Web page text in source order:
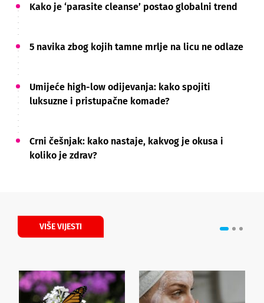
Kako je ‘parasite cleanse’ postao globalni trend
5 navika zbog kojih tamne mrlje na licu ne odlaze
Umijeće high-low odijevanja: kako spojiti
luksuzne i pristupačne komade?
Crni češnjak: kako nastaje, kakvog je okusa i
koliko je zdrav?
VIŠE VIJESTI